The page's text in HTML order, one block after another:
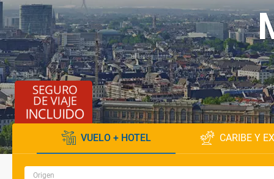
VUELO + HOTEL CARIBE Y
Origen